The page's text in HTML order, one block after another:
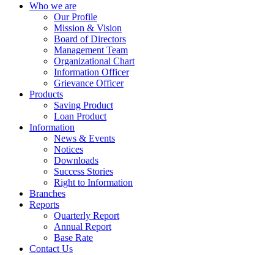
Who we are
Our Profile
Mission & Vision
Board of Directors
Management Team
Organizational Chart
Information Officer
Grievance Officer
Products
Saving Product
Loan Product
Information
News & Events
Notices
Downloads
Success Stories
Right to Information
Branches
Reports
Quarterly Report
Annual Report
Base Rate
Contact Us